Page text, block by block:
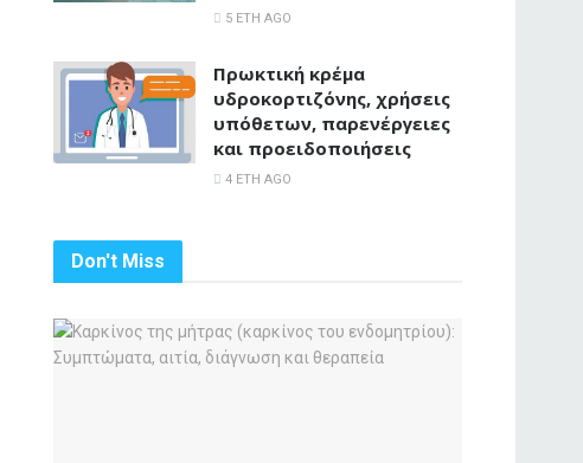
5 ΈΤΗ AGO
Πρωκτική κρέμα
υδροκορτιζόνης, χρήσεις
υπόθετων, παρενέργειες
και προειδοποιήσεις
4 ΈΤΗ AGO
Don't Miss